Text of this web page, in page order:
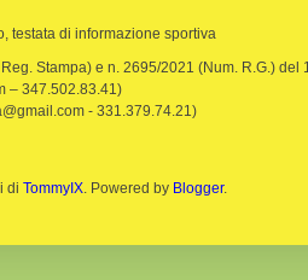
testata di informazione sportiva
Stampa) e n. 2695/2021 (Num. R.G.) del
– 347.502.83.41)
- 331.379.74.21)
di TommyIX. Powered by Blogger.